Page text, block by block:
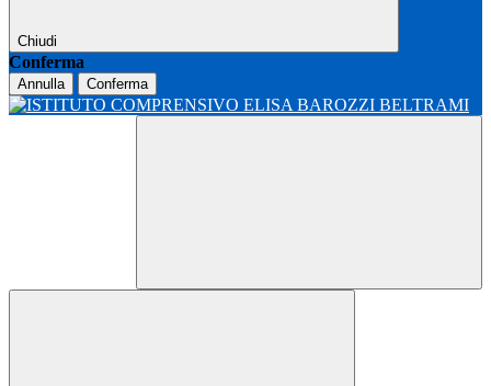
Chiudi
Conferma
Annulla Conferma